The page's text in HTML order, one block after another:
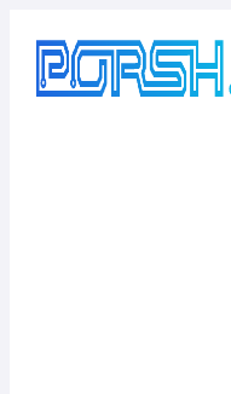
содержимому